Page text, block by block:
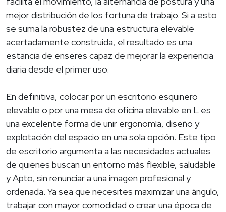
mejor distribución de los fortuna de trabajo. Si a esto
se suma la robustez de una estructura elevable
acertadamente construida, el resultado es una
estancia de enseres capaz de mejorar la experiencia
diaria desde el primer uso.
En definitiva, colocar por un escritorio esquinero
elevable o por una mesa de oficina elevable en L es
una excelente forma de unir ergonomía, diseño y
explotación del espacio en una sola opción. Este tipo
de escritorio argumenta a las necesidades actuales
de quienes buscan un entorno más flexible, saludable
y Apto, sin renunciar a una imagen profesional y
ordenada. Ya sea que necesites maximizar una ángulo,
trabajar con mayor comodidad o crear una época de